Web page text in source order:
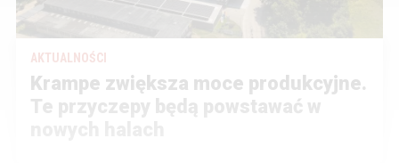
AKTUALNOŚCI
Krampe zwiększa moce produkcyjne.
Te przyczepy będą powstawać w